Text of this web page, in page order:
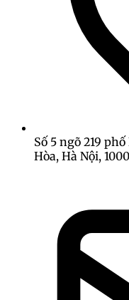
Số 5 ngõ 219
Hòa, Hà Nội,